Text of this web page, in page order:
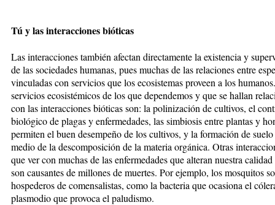
Tú y las interacciones bióticas
Las interacciones también afectan directamente la existencia y
de las sociedades humanas, pues muchas de las relaciones entre
vinculadas con servicios que los ecosistemas proveen a los
servicios ecosistémicos de los que dependemos y que se hallan
con las interacciones bióticas son: la polinización de cultivos, el
biológico de plagas y enfermedades, las simbiosis entre plantas y
permiten el buen desempeño de los cultivos, y la formación de
medio de la descomposición de la materia orgánica. Otras
que ver con muchas de las enfermedades que alteran nuestra
son causantes de millones de muertes. Por ejemplo, los mosquitos
hospederos de comensalistas, como la bacteria que ocasiona el
plasmodio que provoca el paludismo.